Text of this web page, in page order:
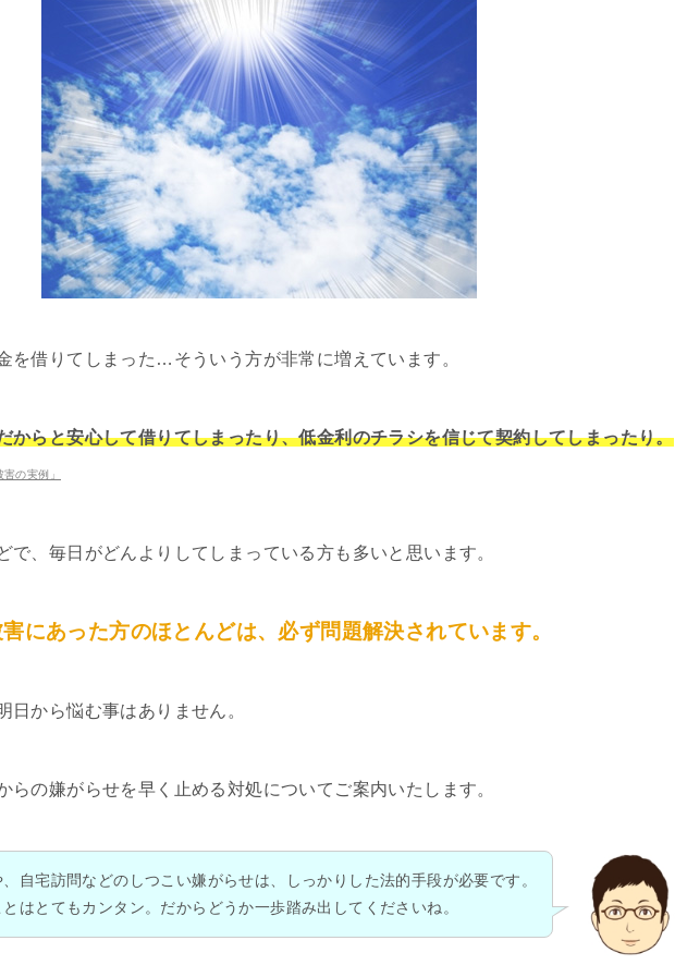
を借りてしまった…そういう方が非常に増えています。
からと安心して借りてしまったり、低金利のチラシを信じて契約してしまったり。
の実例」
で、毎日がどんよりしてしまっている方も多いと思います。
にあった方のほとんどは、必ず問題解決されています。
日から悩む事はありません。
らの嫌がらせを早く止める対処についてご案内いたします。
自宅訪問などのしつこい嫌がらせは、しっかりした法的手段が必要です。
はとてもカンタン。だからどうか一歩踏み出してくださいね。